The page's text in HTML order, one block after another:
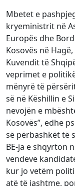
Mbetet e
kryeministrit në
Europës dhe
Kosovës në
Kuvendit të
veprimet e
mënyrë të
së në Këshillin e
nevojën e
Kosovës”, edhe
së përbashkët të
BE-ja e shqyrton
vendeve
kur jo vetëm
atë të jashtme,